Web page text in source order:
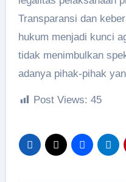
Transparansi dan
hukum menjadi kunci
tidak menimbulkan
adanya pihak-pihak
Post Views: 45